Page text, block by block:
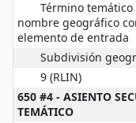
Término temático
nombre geográfico
elemento de entrada
Subdivisión
9 (RLIN)
650 #4 - ASIENTO
TEMÁTICO